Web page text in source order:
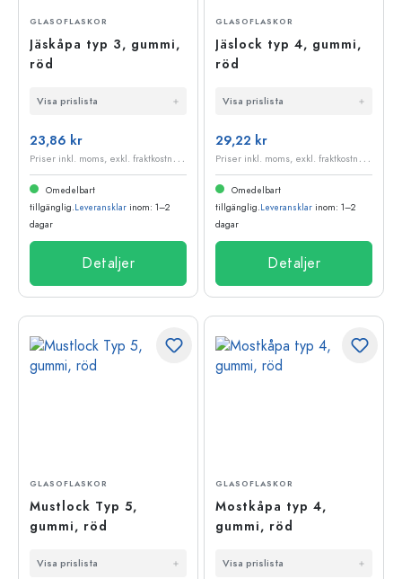
GLASOFLASKOR
Jäskåpa typ 3, gummi,
röd
Visa prislista
23,86 kr
P
riser inkl. moms, exkl. fraktkostnader
Omedelbart
tillgänglig.Leveransklar inom: 1–2
dagar
Detaljer
GLASOFLASKOR
Jäslock typ 4, gummi,
röd
Visa prislista
29,22 kr
P
riser inkl. moms, exkl. fraktkostnader
Omedelbart
tillgänglig.Leveransklar inom: 1–2
dagar
Detaljer
GLASOFLASKOR
Mustlock Typ 5,
gummi, röd
Visa prislista
GLASOFLASKOR
Mostkåpa typ 4,
gummi, röd
Visa prislista